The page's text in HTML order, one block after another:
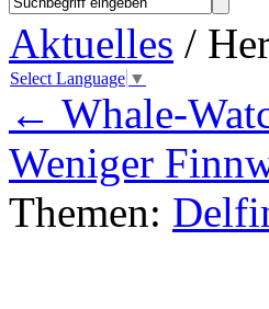
Aktuelles /
Select Language ▼
← Whale-
Weniger
Themen: